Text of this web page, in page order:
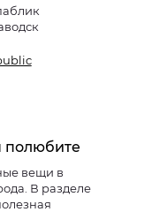
полюбите
вещи в
В разделе